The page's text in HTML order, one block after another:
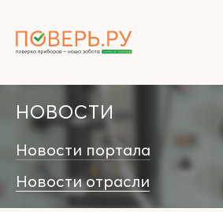
НОВОСТИ
Новости портала
Новости отрасли